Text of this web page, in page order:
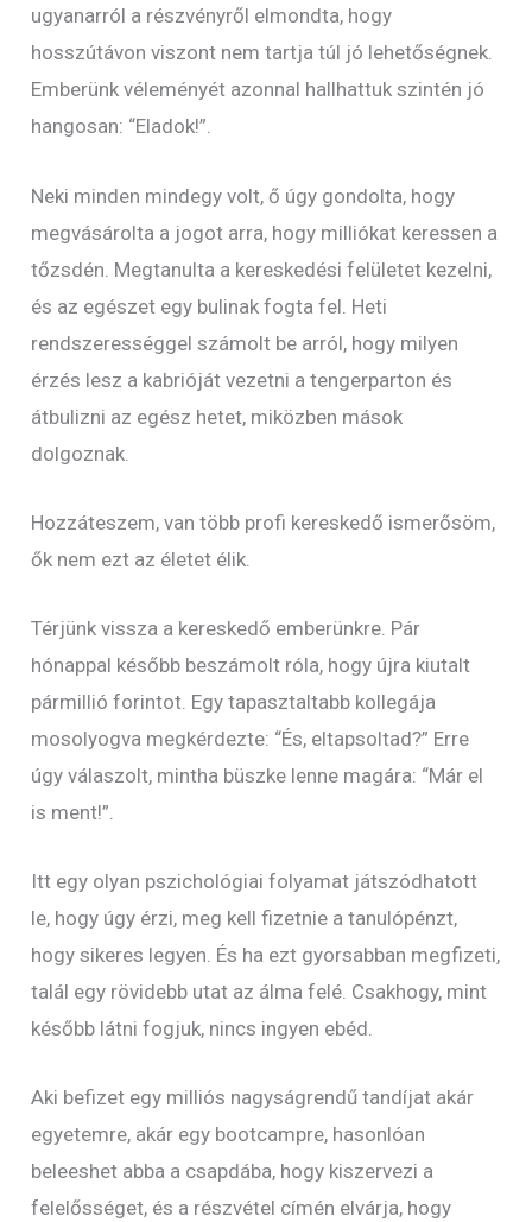
ugyanarról a részvényről elmondta, hogy
hosszútávon viszont nem tartja túl jó lehetőségnek.
Emberünk véleményét azonnal hallhattuk szintén jó
hangosan: “Eladok!”.
Neki minden mindegy volt, ő úgy gondolta, hogy
megvásárolta a jogot arra, hogy milliókat keressen a
tőzsdén. Megtanulta a kereskedési felületet kezelni,
és az egészet egy bulinak fogta fel. Heti
rendszerességgel számolt be arról, hogy milyen
érzés lesz a kabrióját vezetni a tengerparton és
átbulizni az egész hetet, miközben mások
dolgoznak.
Hozzáteszem, van több profi kereskedő ismerősöm,
ők nem ezt az életet élik.
Térjünk vissza a kereskedő emberünkre. Pár
hónappal később beszámolt róla, hogy újra kiutalt
pármillió forintot. Egy tapasztaltabb kollegája
mosolyogva megkérdezte: “És, eltapsoltad?” Erre
úgy válaszolt, mintha büszke lenne magára: “Már el
is ment!”.
Itt egy olyan pszichológiai folyamat játszódhatott
le, hogy úgy érzi, meg kell fizetnie a tanulópénzt,
hogy sikeres legyen. És ha ezt gyorsabban megfizeti,
talál egy rövidebb utat az álma felé. Csakhogy, mint
később látni fogjuk, nincs ingyen ebéd.
Aki befizet egy milliós nagyságrendű tandíjat akár
egyetemre, akár egy bootcampre, hasonlóan
beleeshet abba a csapdába, hogy kiszervezi a
felelősséget, és a részvétel címén elvárja, hogy